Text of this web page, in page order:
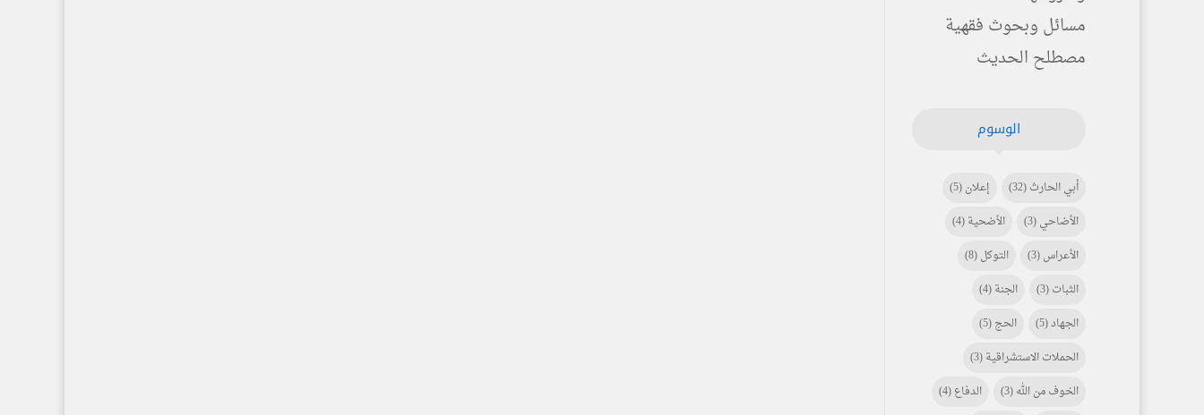
مسائل وبحوث فقهية
مصطلح الحديث
الوسوم
أبي الحارث(32) إعلان(5)
الأضاحي(3) الأضحية(4)
الأعراس(3) التوكل(8)
الثبات(3) الجنة(4)
الجهاد(5) الحج(5)
الحملات الاستشراقية(3)
الخوف من الله(3) الدفاع(4)